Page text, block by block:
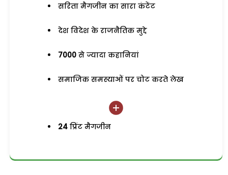
सरिता मैगजीन का सारा कंटेंट
देश विदेश के राजनैतिक मुद्दे
7000 से ज्यादा कहानियां
समाजिक समस्याओं पर चोट करते लेख
24 प्रिंट मैगजीन